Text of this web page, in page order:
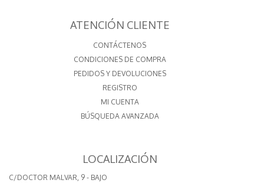
ATENCIÓN CLIENTE
CONTÁCTENOS
CONDICIONES DE COMPRA
PEDIDOS Y DEVOLUCIONES
REGISTRO
MI CUENTA
BÚSQUEDA AVANZADA
LOCALIZACIÓN
C/DOCTOR MALVAR, 9 - BAJO